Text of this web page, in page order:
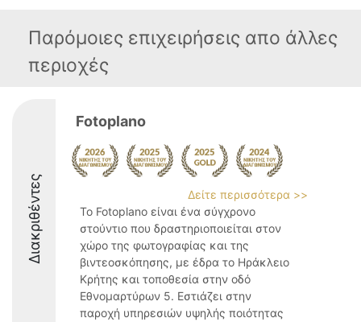
Παρόμοιες επιχειρήσεις απο άλλες
περιοχές
Διακριθέντες
Fotoplano
Δείτε περισσότερα >>
Το Fotoplano είναι ένα σύγχρονο
στούντιο που δραστηριοποιείται στον
χώρο της φωτογραφίας και της
βιντεοσκόπησης, με έδρα το Ηράκλειο
Κρήτης και τοποθεσία στην οδό
Εθνομαρτύρων 5. Εστιάζει στην
παροχή υπηρεσιών υψηλής ποιότητας